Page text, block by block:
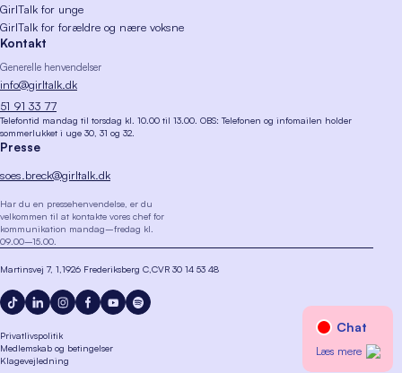
GirlTalk for unge
GirlTalk for forældre og nære voksne
Kontakt
Generelle henvendelser
info@girltalk.dk
51 91 33 77
Telefontid mandag til torsdag kl. 10.00 til 13.00. OBS: Telefonen og infomailen holder
sommerlukket i uge 30, 31 og 32.
Presse
soes.breck@girltalk.dk
Har du en pressehenvendelse, er du
velkommen til at kontakte vores chef for
kommunikation mandag–fredag kl.
09.00–15.00.
Martinsvej 7, 1 1926 Frederiksberg C CVR 30 14 53 48
Privatlivspolitik
Medlemskab og betingelser
Klagevejledning